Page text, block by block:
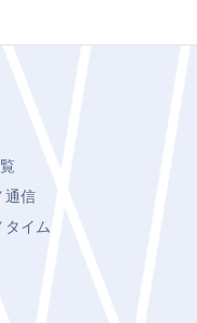
通信
タイム